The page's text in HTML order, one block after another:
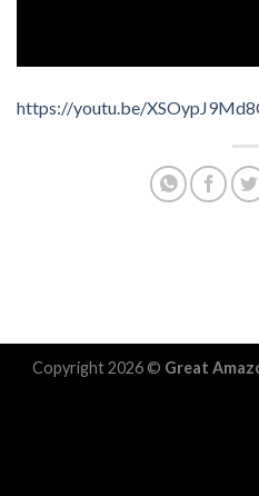
https://youtu.be/
Copyright 2026 © Great